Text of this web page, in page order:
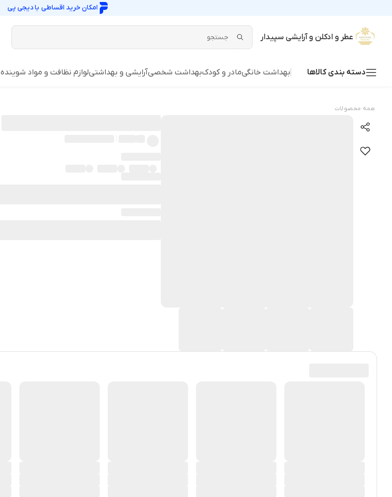
امکان خرید اقساطی بادیجی پی
عطر و ادکلن و آرایشی سپیدار
دسته بندی کالاها بهداشت خانگیمادر و کودکبهداشت شخصیآرایشی و بهداشتیلوازم نظافت و مواد شوینده
همه محصولات